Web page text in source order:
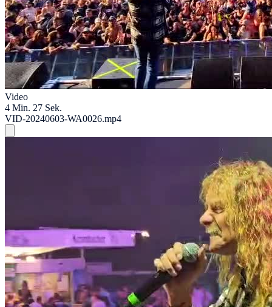
Video
4 Min. 27 Sek.
VID-20240603-WA0026.mp4